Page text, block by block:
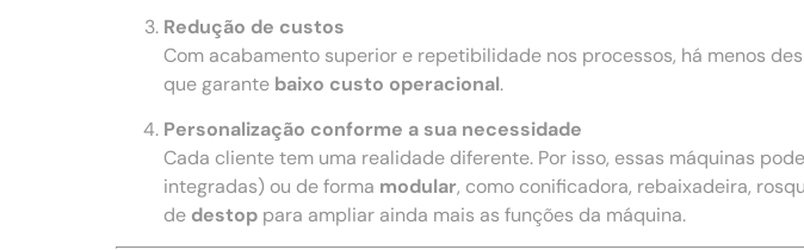
Redução de custos
Com acabamento superior e repetibilidade nos processos, há menos
que garante baixo custo operacional.
Personalização conforme a sua necessidade
Cada cliente tem uma realidade diferente. Por isso, essas máquinas
integradas) ou de forma modular, como conificadora, rebaixadeira,
de destop para ampliar ainda mais as funções da máquina.